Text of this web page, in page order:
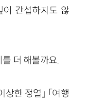
간섭하지도 않
를 더 해볼까요.
상한 정열」 「여행